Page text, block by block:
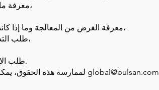
معرفة ما إذا كانت بياناتك الشخصية قد عولجت،
معرفة الغرض من المعالجة وما إذا كانت تُستخدم وفقًا للغرض المقصود منها،
طلب التصحيح إذا كانت غير كاملة أو غير دقيقة،
طلب الإخطار بنقل البيانات إلى جهات خارجية.
global@bulsan.com